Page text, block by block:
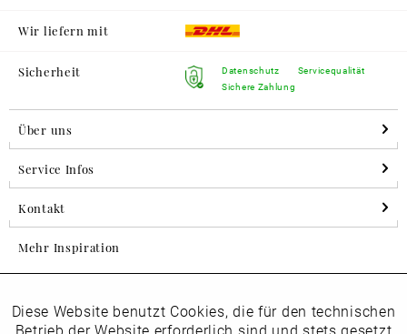
Wir liefern mit
Sicherheit
Datenschutz
Sichere Zahlung
Servicequalität
Über uns
Service Infos
Kontakt
Mehr Inspiration
Folgen Sie uns auf Instagram
Funktionale Aktiv
Diese Website benutzt Cookies, die für den technischen
Betrieb der Website erforderlich sind und stets gesetzt